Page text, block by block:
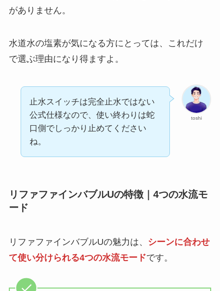
がありません。
水道水の塩素が気になる方にとっては、これだけ
で選ぶ理由になり得ますよ。
toshi
止水スイッチは完全止水ではない
公式仕様なので、使い終わりは蛇
口側でしっかり止めてください
ね。
リファファインバブルUの特徴｜4つの水流モ
ード
リファファインバブルUの魅力は、
シーンに合わせ
て使い分けられる4つの水流モードです。